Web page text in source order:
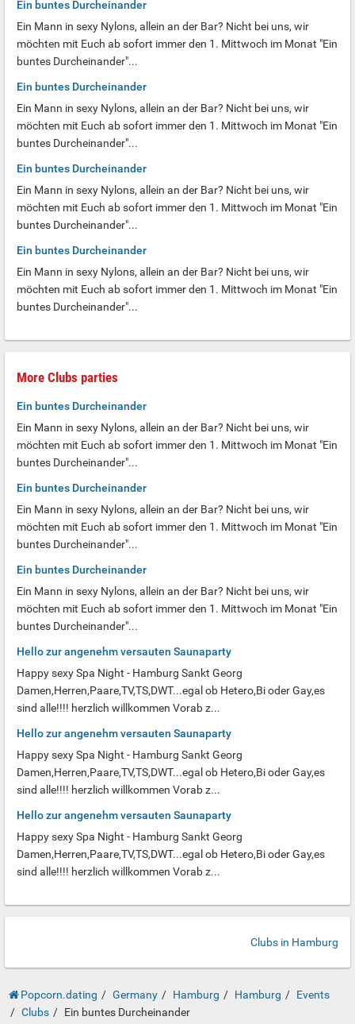
Ein buntes Durcheinander
Ein Mann in sexy Nylons, allein an der Bar? Nicht bei uns, wir
möchten mit Euch ab sofort immer den 1. Mittwoch im Monat "Ein
buntes Durcheinander"...
Ein buntes Durcheinander
Ein Mann in sexy Nylons, allein an der Bar? Nicht bei uns, wir
möchten mit Euch ab sofort immer den 1. Mittwoch im Monat "Ein
buntes Durcheinander"...
Ein buntes Durcheinander
Ein Mann in sexy Nylons, allein an der Bar? Nicht bei uns, wir
möchten mit Euch ab sofort immer den 1. Mittwoch im Monat "Ein
buntes Durcheinander"...
Ein buntes Durcheinander
Ein Mann in sexy Nylons, allein an der Bar? Nicht bei uns, wir
möchten mit Euch ab sofort immer den 1. Mittwoch im Monat "Ein
buntes Durcheinander"...
More Clubs parties
Ein buntes Durcheinander
Ein Mann in sexy Nylons, allein an der Bar? Nicht bei uns, wir
möchten mit Euch ab sofort immer den 1. Mittwoch im Monat "Ein
buntes Durcheinander"...
Ein buntes Durcheinander
Ein Mann in sexy Nylons, allein an der Bar? Nicht bei uns, wir
möchten mit Euch ab sofort immer den 1. Mittwoch im Monat "Ein
buntes Durcheinander"...
Ein buntes Durcheinander
Ein Mann in sexy Nylons, allein an der Bar? Nicht bei uns, wir
möchten mit Euch ab sofort immer den 1. Mittwoch im Monat "Ein
buntes Durcheinander"...
Hello zur angenehm versauten Saunaparty
Happy sexy Spa Night - Hamburg Sankt Georg
Damen,Herren,Paare,TV,TS,DWT...egal ob Hetero,Bi oder Gay,es
sind alle!!!! herzlich willkommen Vorab z...
Hello zur angenehm versauten Saunaparty
Happy sexy Spa Night - Hamburg Sankt Georg
Damen,Herren,Paare,TV,TS,DWT...egal ob Hetero,Bi oder Gay,es
sind alle!!!! herzlich willkommen Vorab z...
Hello zur angenehm versauten Saunaparty
Happy sexy Spa Night - Hamburg Sankt Georg
Damen,Herren,Paare,TV,TS,DWT...egal ob Hetero,Bi oder Gay,es
sind alle!!!! herzlich willkommen Vorab z...
Clubs in Hamburg
Popcorn.dating Germany Hamburg Hamburg
Events
Clubs
Ein buntes Durcheinander